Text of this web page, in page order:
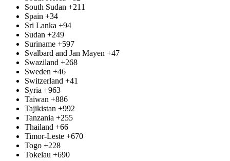
South Sudan +211
Spain +34
Sri Lanka +94
Sudan +249
Suriname +597
Svalbard and Jan Mayen +47
Swaziland +268
Sweden +46
Switzerland +41
Syria +963
Taiwan +886
Tajikistan +992
Tanzania +255
Thailand +66
Timor-Leste +670
Togo +228
Tokelau +690